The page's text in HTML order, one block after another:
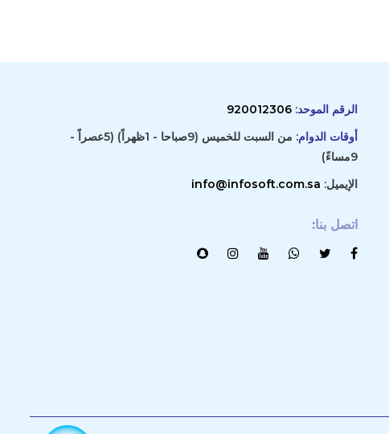
الرقم الموحد:
920012306
أوقات الدوام
: من السبت للخميس (9صباحا - 1ظهراً) (5عصراً -
9مساءً)
الإيميل: info@infosoft.com.sa
اتصل بنا: